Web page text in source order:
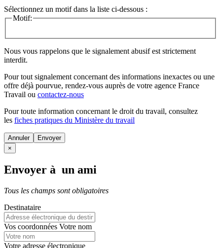
Sélectionnez un motif dans la liste ci-dessous :
Motif:
Nous vous rappelons que le signalement abusif est strictement
interdit.
Pour tout signalement concernant des informations inexactes ou une
offre déjà pourvue, rendez-vous auprès de votre agence France
Travail ou contactez-nous
Pour toute information concernant le droit du travail, consultez
les fiches pratiques du Ministère du travail
Annuler
×
Envoyer à un ami
Tous les champs sont obligatoires
Destinataire
Vos coordonnées Votre nom
Votre adresse électronique